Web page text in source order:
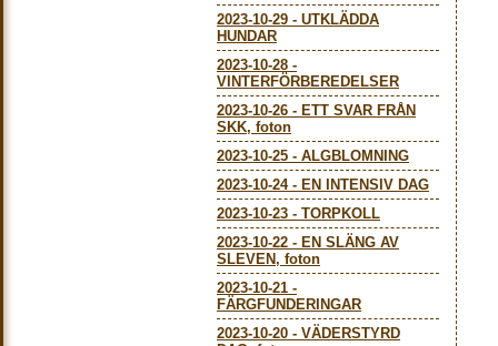
2023-10-29 - UTKLÄDDA
HUNDAR
2023-10-28 -
VINTERFÖRBEREDELSER
2023-10-26 - ETT SVAR FRÅN
SKK, foton
2023-10-25 - ALGBLOMNING
2023-10-24- EN INTENSIV DAG
2023-10-23 - TORPKOLL
2023-10-22 - EN SLÄNG AV
SLEVEN, foton
2023-10-21 -
FÄRGFUNDERINGAR
2023-10-20 - VÄDERSTYRD